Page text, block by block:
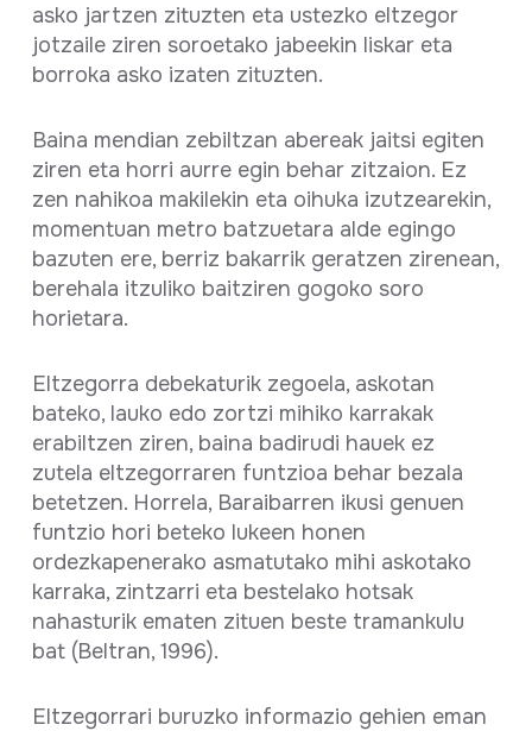
asko jartzen zituzten eta ustezko eltzegor
jotzaile ziren soroetako jabeekin liskar eta
borroka asko izaten zituzten.
Baina mendian zebiltzan abereak jaitsi egiten
ziren eta horri aurre egin behar zitzaion. Ez
zen nahikoa makilekin eta oihuka izutzearekin,
momentuan metro batzuetara alde egingo
bazuten ere, berriz bakarrik geratzen zirenean,
berehala itzuliko baitziren gogoko soro
horietara.
Eltzegorra debekaturik zegoela, askotan
bateko, lauko edo zortzi mihiko karrakak
erabiltzen ziren, baina badirudi hauek ez
zutela eltzegorraren funtzioa behar bezala
betetzen. Horrela, Baraibarren ikusi genuen
funtzio hori beteko lukeen honen
ordezkapenerako asmatutako mihi askotako
karraka, zintzarri eta bestelako hotsak
nahasturik ematen zituen beste tramankulu
bat (Beltran, 1996).
Eltzegorrari buruzko informazio gehien eman